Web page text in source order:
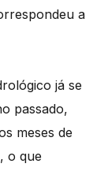
a
já se
passado,
meses de
o que